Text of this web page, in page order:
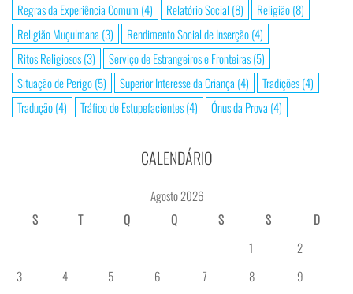
Regras da Experiência Comum (4) Relatório Social (8) Religião(8)
Religião Muçulmana (3) Rendimento Social de Inserção(4)
Ritos Religiosos(3) Serviço de Estrangeiros e Fronteiras(5)
Situação de Perigo(5) Superior Interesse da Criança (4) Tradições(4)
Tradução(4) Tráfico de Estupefacientes(4) Ónus da Prova (4)
CALENDÁRIO
Agosto 2026
S
T Q Q S S
D
1
2
3
4 5 6 7 8
9